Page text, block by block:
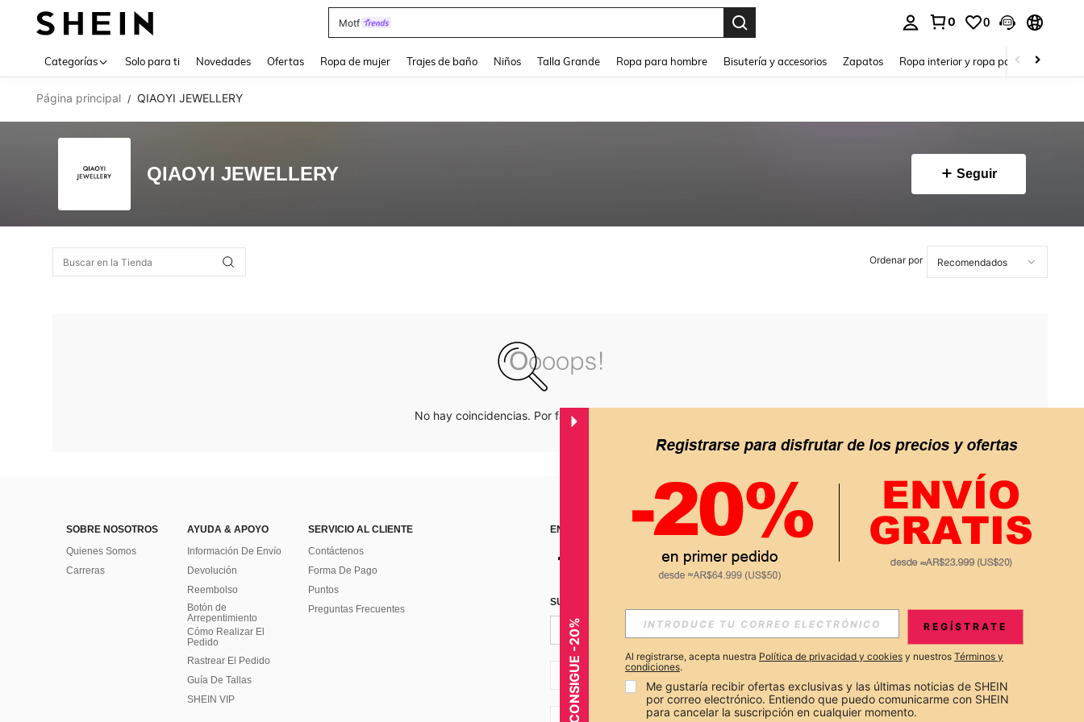
Motf
0 0
Categorías Solo para ti Novedades Ofertas Ropa de mujer Trajes de baño Niños Talla Grande Ropa para hombre Bisutería y accesorios Zapatos Ropa interior y ropa para dormir
Página principal / QIAOYI JEWELLERY
QIAOYI JEWELLERY Seguir
Ordenar por
No hay coincidencias. Por favor inténtalo de nuevo.
SOBRE NOSOTROS
Quienes Somos
Carreras
AYUDA & APOYO
Información De Envío
Devolución
Reembolso
Botón de
Arrepentimiento
Cómo Realizar El
Pedido
Rastrear El Pedido
Guía De Tallas
SHEIN VIP
SERVICIO AL CLIENTE
Contáctenos
Forma De Pago
Puntos
Preguntas Frecuentes
ENCUÉNTRANOS EN APP
SUSCRÍBETE PARA RECIBIR OFERTAS EXCLUSIVAS, PROMOCIONES Y NOTICIAS DE SHEIN
Suscribir
AR + 54
CONSIGUE -20% REGÍSTRATE
Al registrarse, acepta nuestra Política de privacidad y cookies y nuestros Términos y
condiciones.
Me gustaría recibir ofertas exclusivas y las últimas noticias de SHEIN
por correo electrónico. Entiendo que puedo comunicarme con SHEIN
para cancelar la suscripción en cualquier momento.